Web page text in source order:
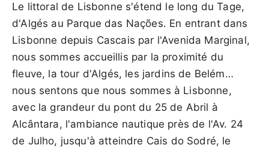
Le littoral de Lisbonne s'étend le long du Tage,
d'Algés au Parque das Nações. En entrant dans
Lisbonne depuis Cascais par l'Avenida Marginal,
nous sommes accueillis par la proximité du
fleuve, la tour d'Algés, les jardins de Belém…
nous sentons que nous sommes à Lisbonne,
avec la grandeur du pont du 25 de Abril à
Alcântara, l'ambiance nautique près de l'Av. 24
de Julho, jusqu'à atteindre Cais do Sodré, le